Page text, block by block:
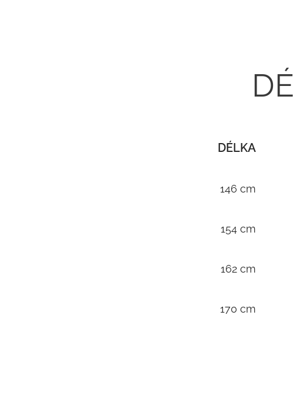
DÉLKA
146 cm
154 cm
162 cm
170 cm